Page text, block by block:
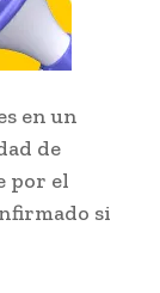
en un
de
por el
si